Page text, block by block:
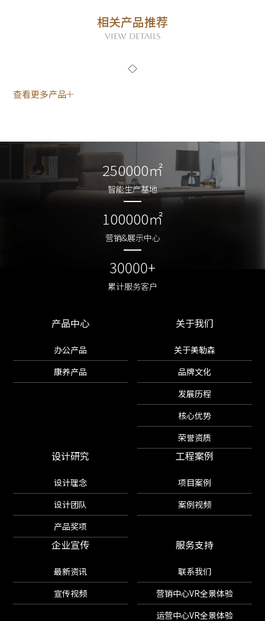
相关产品推荐
VIEW DETAILS
查看更多产品
250000㎡
智能生产基地
100000㎡
营销&展示中心
30000+
累计服务客户
250000㎡
智能生产基地
100000㎡
营销&展示中心
30000+
累计服务客户
产品中心
办公产品
康养产品
关于我们
关于美勒森
品牌文化
发展历程
核心优势
荣誉资质
设计研究
设计理念
设计团队
产品奖项
工程案例
项目案例
案例视频
企业宣传
最新资讯
宣传视频
服务支持
联系我们
营销中心VR全景体验
运营中心VR全景体验